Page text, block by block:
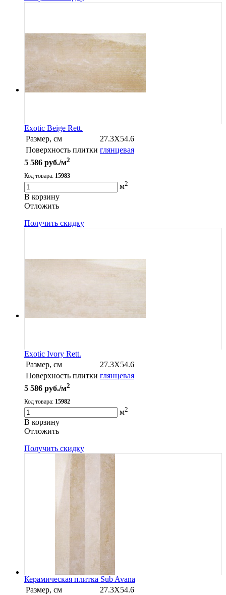
Exotic Beige Rett.
Размер, см
27.3X54.6
Поверхность плитки глянцевая
5 586 руб./м2
Код товара: 15983
м2
В корзину
Oтложить
Получить скидку
Exotic Ivory Rett.
Размер, см
27.3X54.6
Поверхность плитки глянцевая
5 586 руб./м2
Код товара: 15982
м2
В корзину
Oтложить
Получить скидку
Керамическая плитка Sub Avana
Размер, см
27.3X54.6